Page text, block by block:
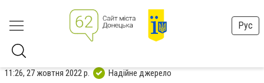
Рус
11:26, 27 жовтня 2022 р. Надійне джерело